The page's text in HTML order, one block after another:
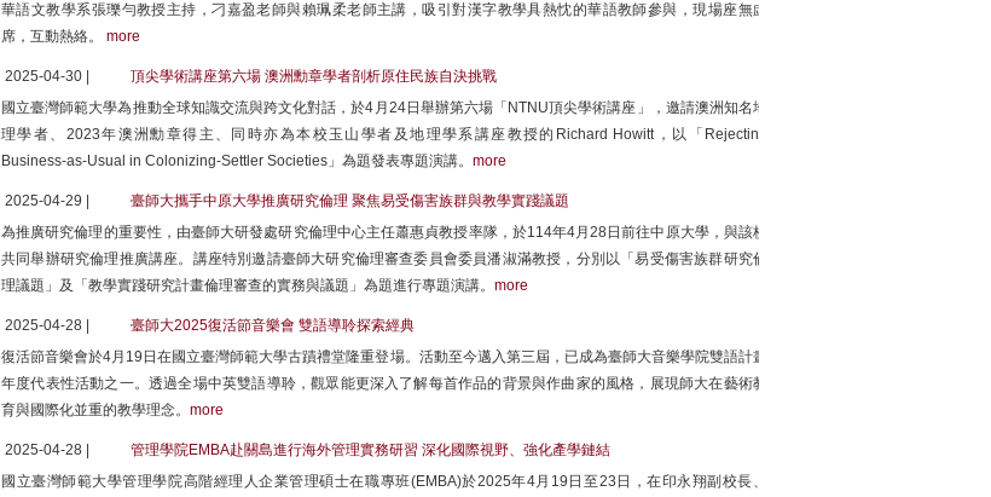
華語文教學系張瓅勻教授主持，刁嘉盈老師與賴珮柔老師主講，吸引對漢字教學具熱忱的華語教師參與，現場座無虛
席，互動熱絡。 more
2025-04-30 |
頂尖學術講座第六場 澳洲勳章學者剖析原住民族自決挑戰
國立臺灣師範大學為推動全球知識交流與跨文化對話，於4月24日舉辦第六場「NTNU頂尖學術講座」，邀請澳洲知名地
理學者、2023年澳洲勳章得主、同時亦為本校玉山學者及地理學系講座教授的Richard Howitt，以「Rejecting
Business-as-Usual in Colonizing-Settler Societies」為題發表專題演講。 more
2025-04-29 |
臺師大攜手中原大學推廣研究倫理 聚焦易受傷害族群與教學實踐議題
為推廣研究倫理的重要性，由臺師大研發處研究倫理中心主任蕭惠貞教授率隊，於114年4月28日前往中原大學，與該校
共同舉辦研究倫理推廣講座。講座特別邀請臺師大研究倫理審查委員會委員潘淑滿教授，分別以「易受傷害族群研究倫
理議題」及「教學實踐研究計畫倫理審查的實務與議題」為題進行專題演講。 more
2025-04-28 |
臺師大2025復活節音樂會 雙語導聆探索經典
復活節音樂會於4月19日在國立臺灣師範大學古蹟禮堂隆重登場。活動至今邁入第三屆，已成為臺師大音樂學院雙語計畫
年度代表性活動之一。透過全場中英雙語導聆，觀眾能更深入了解每首作品的背景與作曲家的風格，展現師大在藝術教
育與國際化並重的教學理念。 more
2025-04-28 |
管理學院EMBA赴關島進行海外管理實務研習 深化國際視野、強化產學鏈結
國立臺灣師範大學管理學院高階經理人企業管理碩士在職專班(EMBA)於2025年4月19日至23日，在印永翔副校長、